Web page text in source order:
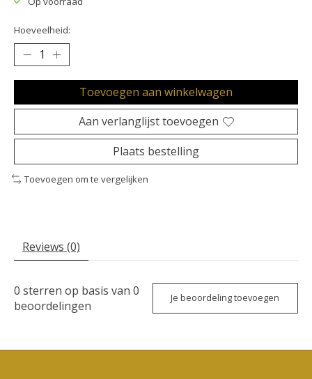
Hoeveelheid:
Toevoegen aan winkelwagen
Aan verlanglijst toevoegen
Plaats bestelling
Toevoegen om te vergelijken
Reviews (0)
0 sterren op basis van 0
beoordelingen
Je beoordeling toevoegen